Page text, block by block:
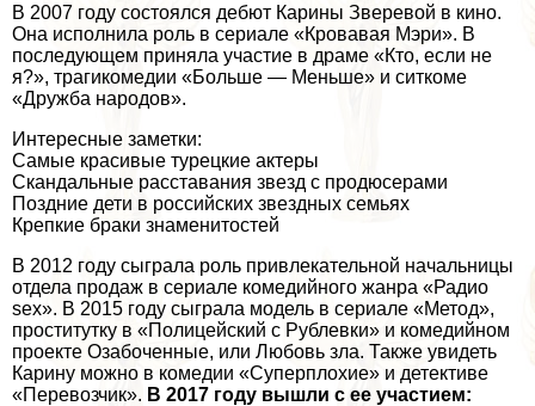
В 2007 году состоялся дебют Карины Зверевой в кино.
Она исполнила роль в сериале «Кровавая Мэри». В
последующем приняла участие в драме «Кто, если не
я?», трагикомедии «Больше — Меньше» и ситкоме
«Дружба народов».
Интересные заметки:
Самые красивые турецкие актеры
Скандальные расставания звезд с продюсерами
Поздние дети в российских звездных семьях
Крепкие бpaки знаменитостей
В 2012 году сыграла роль привлекательной начальницы
отдела продаж в сериале комедийного жанра «Радио
sех». В 2015 году сыграла модель в сериале «Метод»,
пpocтитутку в «Полицейский с Рублевки» и комедийном
проекте Озабоченные, или Любовь зла. Также увидеть
Карину можно в комедии «Суперплохие» и детективе
«Перевозчик». В 2017 году вышли с ее участием: